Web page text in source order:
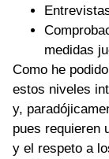
medidas
Como he
estos niveles
y,
pues requieren
y el respeto a